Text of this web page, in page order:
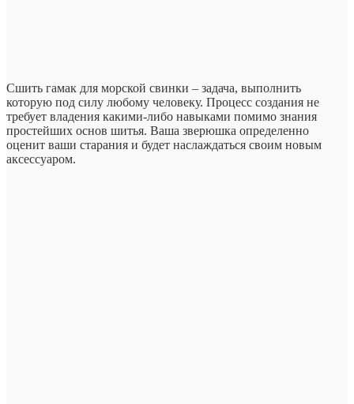
Сшить гамак для морской свинки – задача, выполнить
которую под силу любому человеку. Процесс создания не
требует владения какими-либо навыками помимо знания
простейших основ шитья. Ваша зверюшка определенно
оценит ваши старания и будет наслаждаться своим новым
аксессуаром.